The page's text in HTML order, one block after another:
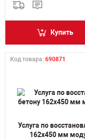
Купить
Код товара: 690871
Услуга по
162x450 мм